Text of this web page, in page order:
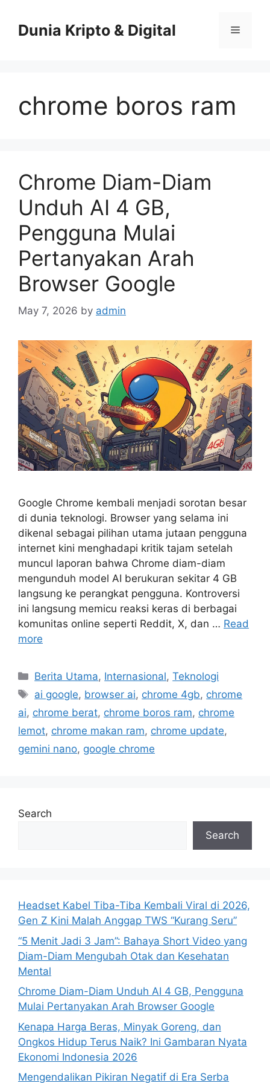
contentDunia Kripto & Digital Menu
chrome boros ram
Chrome Diam-Diam
Unduh AI 4 GB,
Pengguna Mulai
Pertanyakan Arah
Browser Google
May 7, 2026 by admin
Google Chrome kembali menjadi sorotan besar
di dunia teknologi. Browser yang selama ini
dikenal sebagai pilihan utama jutaan pengguna
internet kini menghadapi kritik tajam setelah
muncul laporan bahwa Chrome diam-diam
mengunduh model AI berukuran sekitar 4 GB
langsung ke perangkat pengguna. Kontroversi
ini langsung memicu reaksi keras di berbagai
komunitas online seperti Reddit, X, dan … Read
more
C
a
e
g
o
s
Berita Utama, Internasional,Teknologi
T
a
s
ai google, browser ai, chrome 4gb, chrome
ai, chrome berat, chrome boros ram, chrome
lemot, chrome makan ram, chrome update,
gemini nano, google chrome
Search
Search
Headset Kabel Tiba-Tiba Kembali Viral di 2026,
Gen Z Kini Malah Anggap TWS “Kurang Seru”
“5 Menit Jadi 3 Jam”: Bahaya Short Video yang
Diam-Diam Mengubah Otak dan Kesehatan
Mental
Chrome Diam-Diam Unduh AI 4 GB, Pengguna
Mulai Pertanyakan Arah Browser Google
Kenapa Harga Beras, Minyak Goreng, dan
Ongkos Hidup Terus Naik? Ini Gambaran Nyata
Ekonomi Indonesia 2026
Mengendalikan Pikiran Negatif di Era Serba